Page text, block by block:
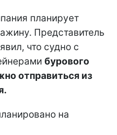
планирует
Представитель
что судно с
бурового
отправиться из
на